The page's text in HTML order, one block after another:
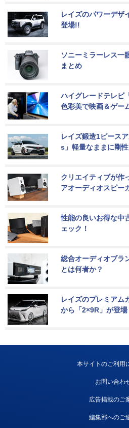
レイズのパワーデザ
登場!!
ソニーミラーレス一
まとめ
ハイグレードテレビ
色彩美で映画＆ゲー
レイズ鍛造1ピース
s」軽量なままに剛
クリエイティブが作
アオーディオスピー
性能の良いお得な中
ェック！
総合オーディオブラ
とは何者か？
レイズのプレミアム
から「2×9R」が登場
本サイトのご利用
お問い合わ
広告掲載のご
編集部へのご